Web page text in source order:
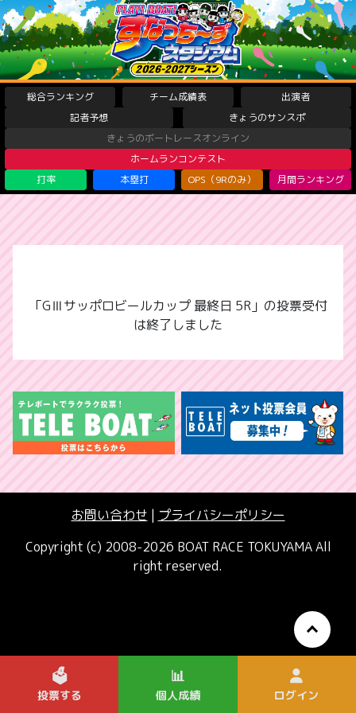
総合ランキング チーム成績表
出演者
記者予想
きょうのサンスポ
きょうのボートレースオンライン
ホームランコンテスト
打率
本塁打 OPS（9Rのみ） 月間ランキング
「GⅢサッポロビールカップ 最終日 5R」の投票受付
は終了しました
お問い合わせ | プライバシーポリシー
Copyright (c) 2008-2026 BOAT RACE TOKUYAMA All
right reserved.
🗳️
投票する
📊
個人成績 ログイン